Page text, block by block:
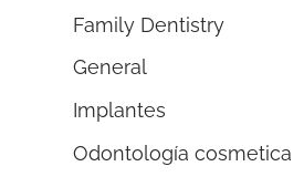
Family Dentistry
General
Implantes
Odontología cosmetica